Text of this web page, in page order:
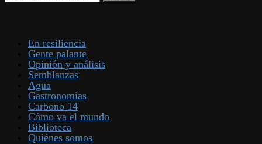
En resiliencia
Gente palante
Opinión y análisis
Semblanzas
Agua
Gastronomías
Carbono 14
Cómo va el mundo
Biblioteca
Quiénes somos